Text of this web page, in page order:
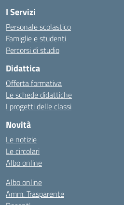
I Servizi
Personale scolastico
Famiglie e studenti
Percorsi di studio
Didattica
Offerta formativa
Le schede didattiche
I progetti delle classi
Novità
Le notizie
Le circolari
Albo online
Albo online
Amm. Trasparente